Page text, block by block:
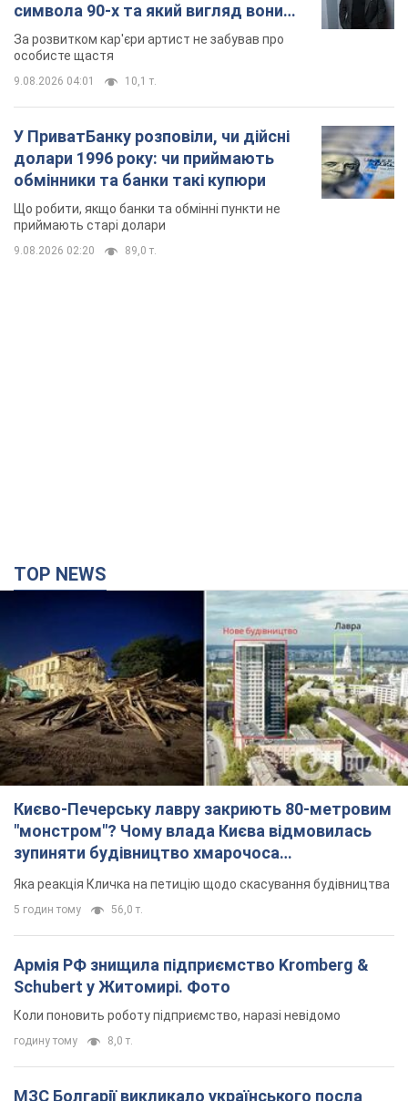
символа 90-х та який вигляд вони
мають
За розвитком кар'єри артист не забував про
особисте щастя
9.08.2026 04:01 10,1 т.
У ПриватБанку розповіли, чи дійсні
долари 1996 року: чи приймають
обмінники та банки такі купюри
Що робити, якщо банки та обмінні пункти не
приймають старі долари
9.08.2026 02:20 89,0 т.
TOP NEWS
Києво-Печерську лавру закриють 80-метровим
"монстром"? Чому влада Києва відмовилась
зупиняти будівництво хмарочоса
"московського вірянина"
Яка реакція Кличка на петицію щодо скасування будівництва
5 годин тому 56,0 т.
Армія РФ знищила підприємство Kromberg &
Schubert у Житомирі. Фото
Коли поновить роботу підприємство, наразі невідомо
годину тому 8,0 т.
МЗС Болгарії викликало українського посла